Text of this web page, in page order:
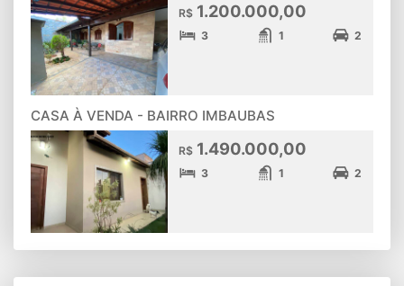
R$ 1.200.000,00
3 1 2
CASA À VENDA - BAIRRO IMBAUBAS
R$ 1.490.000,00
3 1 2